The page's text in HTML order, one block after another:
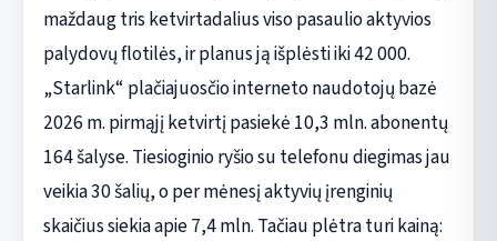
maždaug tris ketvirtadalius viso pasaulio aktyvios
palydovų flotilės, ir planus ją išplėsti iki 42 000.
„Starlink“ plačiajuosčio interneto naudotojų bazė
2026 m. pirmąjį ketvirtį pasiekė 10,3 mln. abonentų
164 šalyse. Tiesioginio ryšio su telefonu diegimas jau
veikia 30 šalių, o per mėnesį aktyvių įrenginių
skaičius siekia apie 7,4 mln. Tačiau plėtra turi kainą: